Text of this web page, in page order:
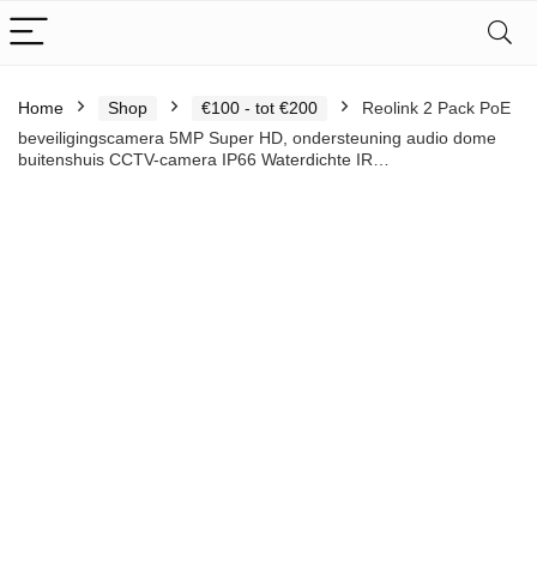
Home Shop €100 - tot €200
Reolink 2 Pack PoE
beveiligingscamera 5MP Super HD, ondersteuning audio dome
buitenshuis CCTV-camera IP66 Waterdichte IR…